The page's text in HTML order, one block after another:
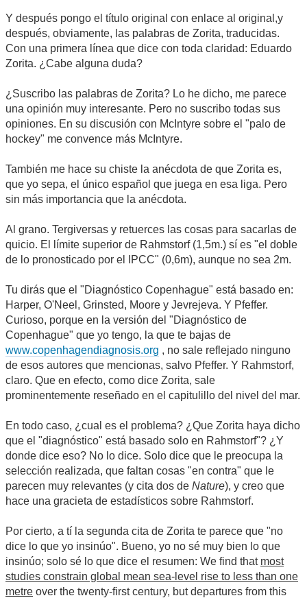
Y después pongo el título original con enlace al original,y
después, obviamente, las palabras de Zorita, traducidas.
Con una primera línea que dice con toda claridad: Eduardo
Zorita. ¿Cabe alguna duda?
¿Suscribo las palabras de Zorita? Lo he dicho, me parece
una opinión muy interesante. Pero no suscribo todas sus
opiniones. En su discusión con McIntyre sobre el "palo de
hockey" me convence más McIntyre.
También me hace su chiste la anécdota de que Zorita es,
que yo sepa, el único español que juega en esa liga. Pero
sin más importancia que la anécdota.
Al grano. Tergiversas y retuerces las cosas para sacarlas de
quicio. El límite superior de Rahmstorf (1,5m.) sí es "el doble
de lo pronosticado por el IPCC" (0,6m), aunque no sea 2m.
Tu dirás que el "Diagnóstico Copenhague" está basado en:
Harper, O'Neel, Grinsted, Moore y Jevrejeva. Y Pfeffer.
Curioso, porque en la versión del "Diagnóstico de
Copenhague" que yo tengo, la que te bajas de
www.copenhagendiagnosis.org , no sale reflejado ninguno
de esos autores que mencionas, salvo Pfeffer. Y Rahmstorf,
claro. Que en efecto, como dice Zorita, sale
prominentemente reseñado en el capitulillo del nivel del mar.
En todo caso, ¿cual es el problema? ¿Que Zorita haya dicho
que el "diagnóstico" está basado solo en Rahmstorf"? ¿Y
donde dice eso? No lo dice. Solo dice que le preocupa la
selección realizada, que faltan cosas "en contra" que le
parecen muy relevantes (y cita dos de Nature), y creo que
hace una gracieta de estadísticos sobre Rahmstorf.
Por cierto, a tí la segunda cita de Zorita te parece que "no
dice lo que yo insinúo". Bueno, yo no sé muy bien lo que
insinúo; solo sé lo que dice el resumen: We find that most
studies constrain global mean sea-level rise to less than one
metre over the twenty-first century, but departures from this